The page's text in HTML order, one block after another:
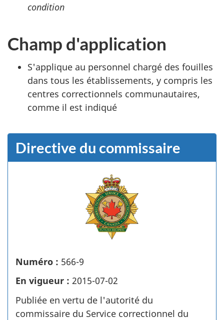
condition
Champ d'application
S'applique au personnel chargé des fouilles
dans tous les établissements, y compris les
centres correctionnels communautaires,
comme il est indiqué
Directive du commissaire
Numéro : 566-9
En vigueur : 2015-07-02
Publiée en vertu de l'autorité du
commissaire du Service correctionnel du